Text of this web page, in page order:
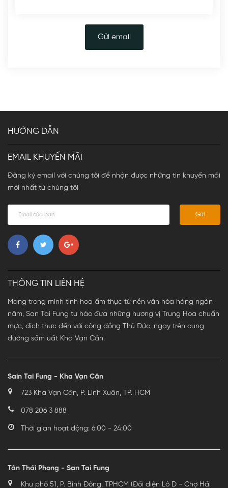
Gửi email
HƯỚNG DẪN
EMAIL KHUYẾN MÃI
Đăng ký email với chúng tôi để nhận được những tin khuyến mãi
mới nhất từ chúng tôi
Gửi
THÔNG TIN LIÊN HỆ
Mang trong mình tinh hoa ẩm thực từ nền văn hóa hàng ngàn
năm, San Tai Fung tự hào đưa những hương vị Trung Hoa chuẩn
mực, đích thực đến với cộng đồng Thủ Đức, ngay trên cung
đường sầm uất Kha Vạn Cân.
Sain Tai Fung - Kha Vạn Cân
723 Kha Vạn Cân, P. Linh Xuân, TP. HCM
078 206 3 888
Thời gian hoạt động: 6:00 - 24:00
Tân Thái Phong - San Tai Fung
Khu phố 51, P. Bình Đông, TPHCM (Đối diện Lô D - Chợ Hải